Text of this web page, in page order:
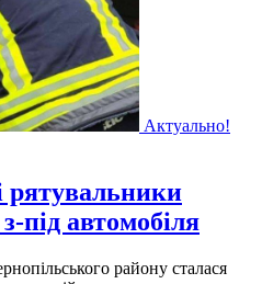
Актуально!
рятувальники
під автомобіля
району сталася